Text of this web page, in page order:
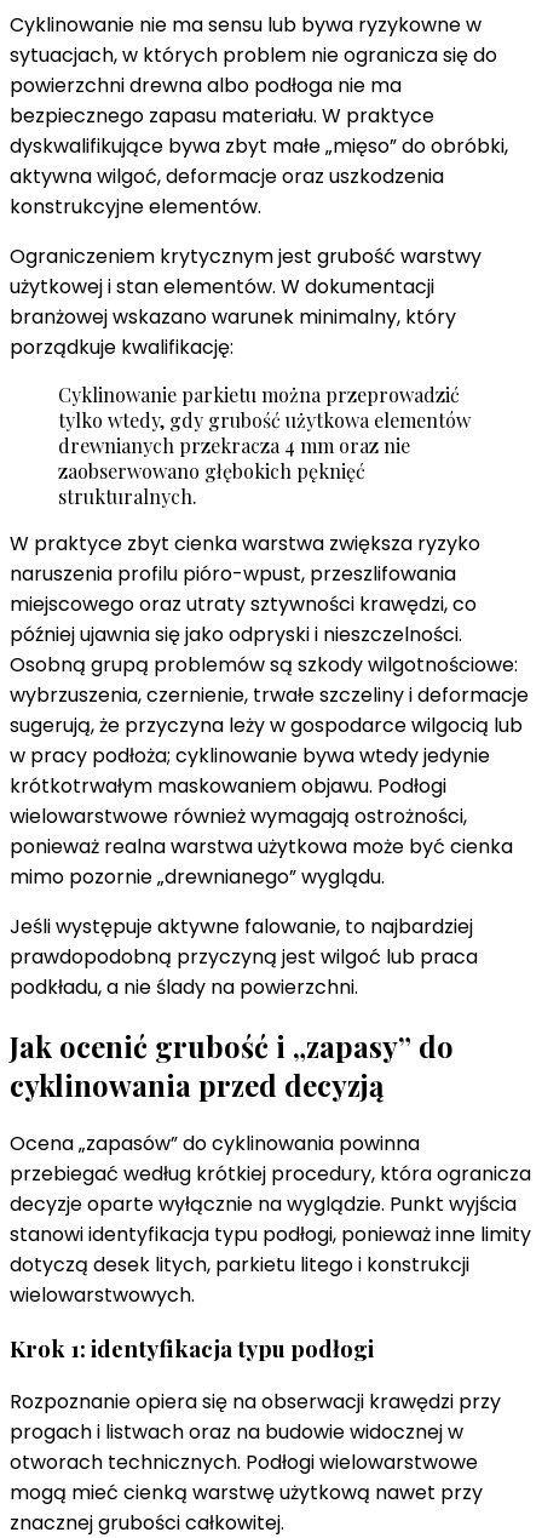
Cyklinowanie nie ma sensu lub bywa ryzykowne w
sytuacjach, w których problem nie ogranicza się do
powierzchni drewna albo podłoga nie ma
bezpiecznego zapasu materiału. W praktyce
dyskwalifikujące bywa zbyt małe „mięso” do obróbki,
aktywna wilgoć, deformacje oraz uszkodzenia
konstrukcyjne elementów.
Ograniczeniem krytycznym jest grubość warstwy
użytkowej i stan elementów. W dokumentacji
branżowej wskazano warunek minimalny, który
porządkuje kwalifikację:
Cyklinowanie parkietu można przeprowadzić
tylko wtedy, gdy grubość użytkowa elementów
drewnianych przekracza 4 mm oraz nie
zaobserwowano głębokich pęknięć
strukturalnych.
W praktyce zbyt cienka warstwa zwiększa ryzyko
naruszenia profilu pióro-wpust, przeszlifowania
miejscowego oraz utraty sztywności krawędzi, co
później ujawnia się jako odpryski i nieszczelności.
Osobną grupą problemów są szkody wilgotnościowe:
wybrzuszenia, czernienie, trwałe szczeliny i deformacje
sugerują, że przyczyna leży w gospodarce wilgocią lub
w pracy podłoża; cyklinowanie bywa wtedy jedynie
krótkotrwałym maskowaniem objawu. Podłogi
wielowarstwowe również wymagają ostrożności,
ponieważ realna warstwa użytkowa może być cienka
mimo pozornie „drewnianego” wyglądu.
Jeśli występuje aktywne falowanie, to najbardziej
prawdopodobną przyczyną jest wilgoć lub praca
podkładu, a nie ślady na powierzchni.
Jak ocenić grubość i „zapasy” do
cyklinowania przed decyzją
Ocena „zapasów” do cyklinowania powinna
przebiegać według krótkiej procedury, która ogranicza
decyzje oparte wyłącznie na wyglądzie. Punkt wyjścia
stanowi identyfikacja typu podłogi, ponieważ inne limity
dotyczą desek litych, parkietu litego i konstrukcji
wielowarstwowych.
Krok 1: identyfikacja typu podłogi
Rozpoznanie opiera się na obserwacji krawędzi przy
progach i listwach oraz na budowie widocznej w
otworach technicznych. Podłogi wielowarstwowe
mogą mieć cienką warstwę użytkową nawet przy
znacznej grubości całkowitej.